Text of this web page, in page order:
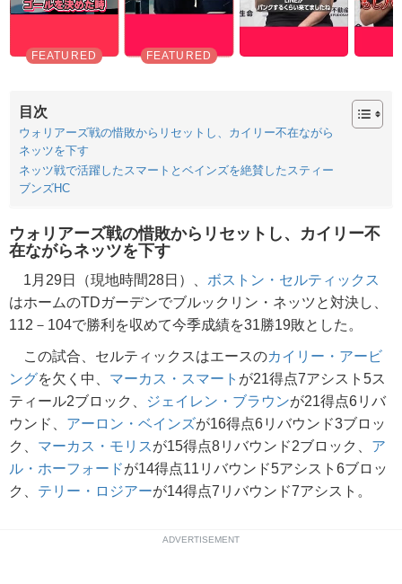
目次
ウォリアーズ戦の惜敗からリセットし、カイリー不在ながら
ネッツを下す
ネッツ戦で活躍したスマートとベインズを絶賛したスティー
ブンズHC
ウォリアーズ戦の惜敗からリセットし、カイリー不
在ながらネッツを下す
1月29日（現地時間28日）、 ボストン・セルティックス
はホームのTDガーデンでブルックリン・ネッツと対決し、
112－104で勝利を収めて今季成績を31勝19敗とした。
この試合、セルティックスはエースのカイリー・アービ
ングを欠く中、 マーカス・スマート が21得点7アシスト5ス
ティール2ブロック、
ジェイレン・ブラウンが21得点6リバ
ウンド、 アーロン・ベインズが16得点6リバウンド3ブロッ
ク、 マーカス・モリスが15得点8リバウンド2ブロック、 ア
ル・ホーフォードが14得点11リバウンド5アシスト6ブロッ
ク、 テリー・ロジアーが14得点7リバウンド7アシスト。
ADVERTISEMENT